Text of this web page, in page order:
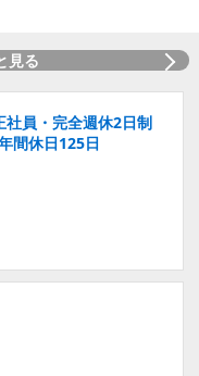
見る
員・完全週休2日制
間休日125日